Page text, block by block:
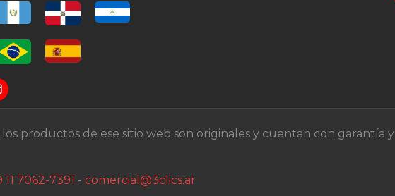
los productos de ese sitio web son originales y cuentan con garantía y
11 7062-7391 - comercial@3clics.ar